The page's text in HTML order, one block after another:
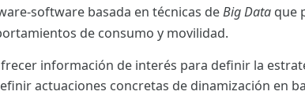
software basada en técnicas deBig Data que
de consumo y movilidad.
información de interés para definir la
actuaciones concretas de dinamización en